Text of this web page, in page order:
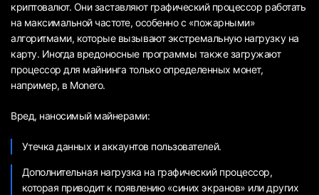
криптовалют. Они заставляют графический процессор работать
на максимальной частоте, особенно с «пожарными»
алгоритмами, которые вызывают экстремальную нагрузку на
карту. Иногда вредоносные программы также загружают
процессор для майнинга только определенных монет,
например, в Monero.
Вред, наносимый майнерами:
Утечка данных и аккаунтов пользователей.
Дополнительная нагрузка на графический процессор,
которая приводит к появлению «синих экранов» или других